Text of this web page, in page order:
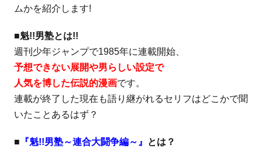
ムかを紹介します!
■魁!!男塾とは!!
週刊少年ジャンプで1985年に連載開始、
予想できない展開や男らしい設定で
人気を博した伝説的漫画です。
連載が終了した現在も語り継がれるセリフはどこかで聞
いたことあるはず？
■ 『魁!!男塾～連合大闘争編～』
とは？